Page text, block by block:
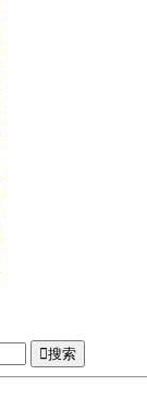
搜索